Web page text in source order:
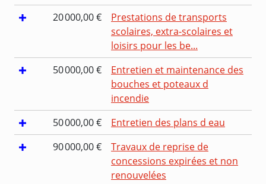
20 000,00 €
Prestations de transports
scolaires, extra-scolaires et
loisirs pour les be...
50 000,00 €
Entretien et maintenance des
bouches et poteaux d
incendie
50 000,00 €
Entretien des plans d eau
90 000,00 €
Travaux de reprise de
concessions expirées et non
renouvelées